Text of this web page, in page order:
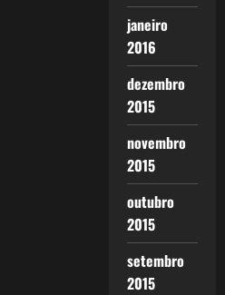
janeiro
2016
dezembro
2015
novembro
2015
outubro
2015
setembro
2015